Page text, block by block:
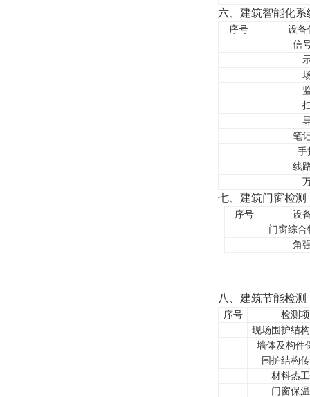
六、建筑智能化系
序号
设备
信
笔
手
线
七、建筑门窗检测
序号
设
门窗综
角
八、建筑节能检测
序号
检测
现场围护结
墙体及构件
围护结构
材料热
门窗保